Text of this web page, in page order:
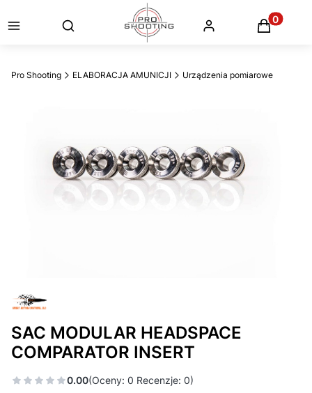
Otwórz wyszukiwarkę
Pro Shooting ELABORACJA AMUNICJI Urządzenia pomiarowe
SAC MODULAR HEADSPACE
COMPARATOR INSERT
0.00(Oceny: 0 Recenzje: 0)